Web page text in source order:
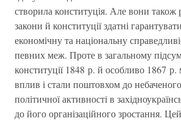
створила конституція. Але вони також
закони й конституції здатні
економічну та національну
певних меж. Проте в загальному
конституції 1848 р. й особливо 1867
вплив і стали поштовхом до
політичної активності в
до його організаційного зростання.